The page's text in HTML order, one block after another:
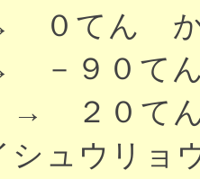
てん か
９０て
→ ２０て
シュウリョ